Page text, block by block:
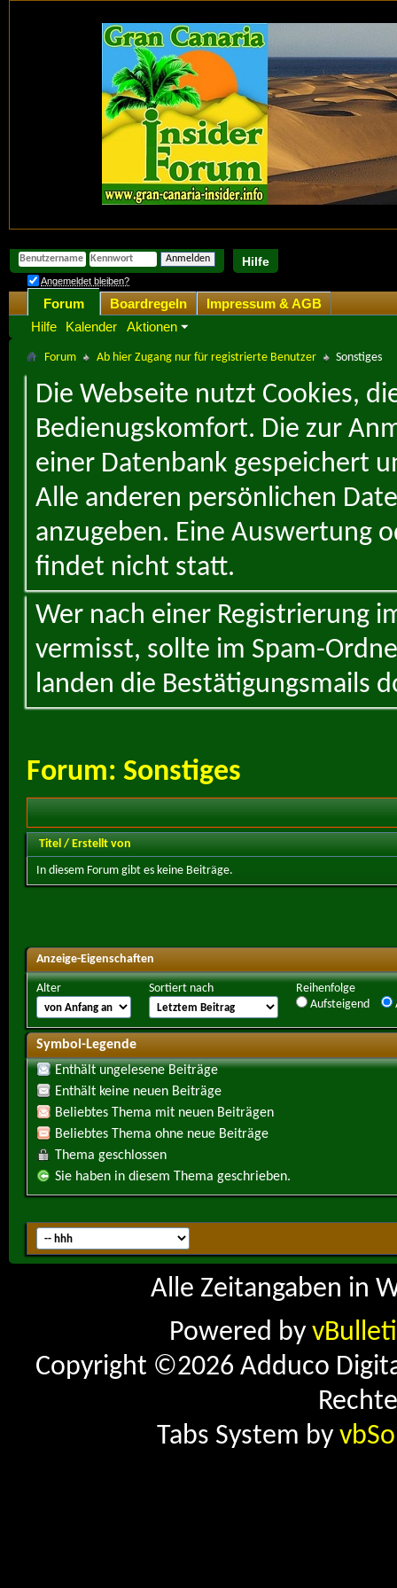
Hilfe
Angemeldet bleiben?
Forum
Hilfe
Kalender Aktionen
Boardregeln Impressum & AGB
Forum Ab hier Zugang nur für registrierte Benutzer Sonstiges
Die Webseite nutzt Cookies,
Bedienugskomfort. Die zur
einer Datenbank gespeichert
Alle anderen persönlichen
anzugeben. Eine Auswertung
findet nicht statt.
Wer nach einer Registrierung
vermisst, sollte im Spam-
landen die Bestätigungsmails
Forum: Sonstiges
Titel / Erstellt von
In diesem Forum gibt es keine Beiträge.
Anzeige-Eigenschaften
Alter Sortiert nach
Reihenfolge
Aufsteigend
Symbol-Legende
Enthält ungelesene Beiträge
Enthält keine neuen Beiträge
Beliebtes Thema mit neuen Beiträgen
Beliebtes Thema ohne neue Beiträge
Thema geschlossen
Sie haben in diesem Thema geschrieben.
Alle Zeitangaben in
Powered by
Copyright ©2026 Adduco
Tabs System by